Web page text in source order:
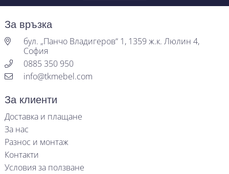
За връзка
бул. „Панчо Владигеров“ 1, 1359 ж.к. Люлин 4,
София
0885 350 950
info@tkmebel.com
За клиенти
Доставка и плащане
За нас
Разнос и монтаж
Контакти
Условия за ползване